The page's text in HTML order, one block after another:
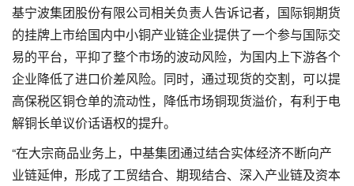
基宁波集团股份有限公司相关负责人告诉记者，国际铜期货
的挂牌上市给国内中小铜产业链企业提供了一个参与国际交
易的平台，平抑了整个市场的波动风险，为国内上下游各个
企业降低了进口价差风险。同时，通过现货的交割，可以提
高保税区铜仓单的流动性，降低市场铜现货溢价，有利于电
解铜长单议价话语权的提升。
“在大宗商品业务上，中基集团通过结合实体经济不断向产
业链延伸，形成了工贸结合、期现结合、深入产业链及资本